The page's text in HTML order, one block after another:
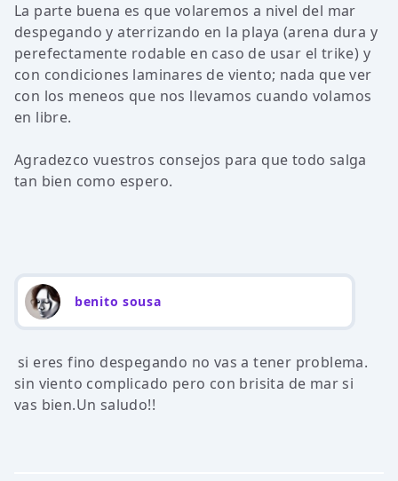
La parte buena es que volaremos a nivel del mar
despegando y aterrizando en la playa (arena dura y
perefectamente rodable en caso de usar el trike) y
con condiciones laminares de viento; nada que ver
con los meneos que nos llevamos cuando volamos
en libre.
Agradezco vuestros consejos para que todo salga
tan bien como espero.
benito sousa
si eres fino despegando no vas a tener problema.
sin viento complicado pero con brisita de mar si
vas bien.Un saludo!!